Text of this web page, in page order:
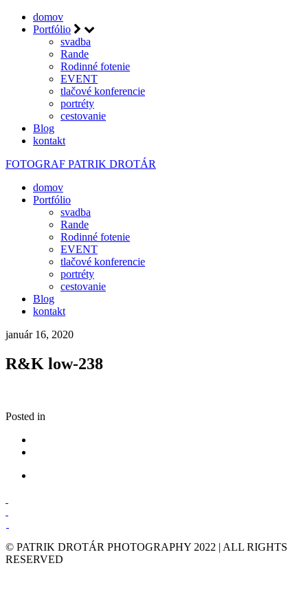
domov
Portfólio
svadba
Rande
Rodinné fotenie
EVENT
tlačové konferencie
portréty
cestovanie
Blog
kontakt
FOTOGRAF PATRIK DROTÁR
domov
Portfólio
svadba
Rande
Rodinné fotenie
EVENT
tlačové konferencie
portréty
cestovanie
Blog
kontakt
január 16, 2020
R&K low-238
Posted in
© PATRIK DROTÁR PHOTOGRAPHY 2022 | ALL RIGHTS
RESERVED